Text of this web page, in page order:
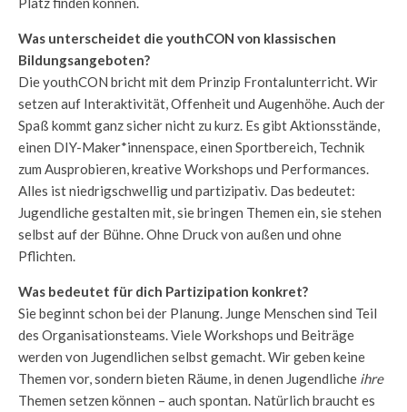
Was unterscheidet die youthCON von klassischen
Bildungsangeboten?
Die youthCON bricht mit dem Prinzip Frontalunterricht. Wir
setzen auf Interaktivität, Offenheit und Augenhöhe. Auch der
Spaß kommt ganz sicher nicht zu kurz. Es gibt Aktionsstände,
einen DIY-Maker*innenspace, einen Sportbereich, Technik
zum Ausprobieren, kreative Workshops und Performances.
Alles ist niedrigschwellig und partizipativ. Das bedeutet:
Jugendliche gestalten mit, sie bringen Themen ein, sie stehen
selbst auf der Bühne. Ohne Druck von außen und ohne
Pflichten.
Was bedeutet für dich Partizipation konkret?
Sie beginnt schon bei der Planung. Junge Menschen sind Teil
des Organisationsteams. Viele Workshops und Beiträge
werden von Jugendlichen selbst gemacht. Wir geben keine
Themen vor, sondern bieten Räume, in denen Jugendliche ihre
Themen setzen können – auch spontan. Natürlich braucht es